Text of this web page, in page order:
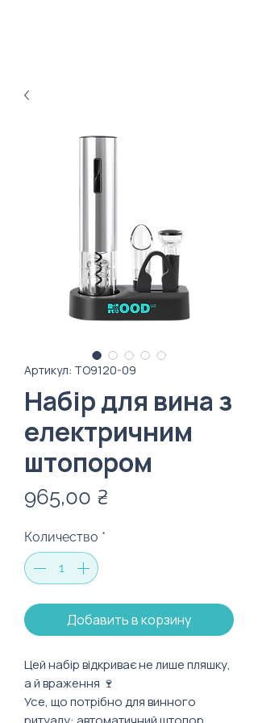
Артикул: TO9120-09
Набір для вина з
електричним
штопором
965,00 ₴
Количество *
Добавить в корзину
Цей набір відкриває не лише пляшку,
а й враження 🍷
Усе, що потрібно для винного